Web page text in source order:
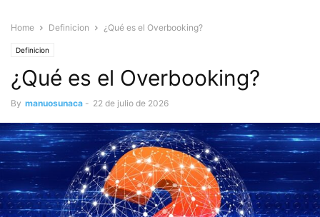
Home Definicion ¿Qué es el Overbooking?
Definicion
¿Qué es el Overbooking?
By manuosunaca - 22 de julio de 2026